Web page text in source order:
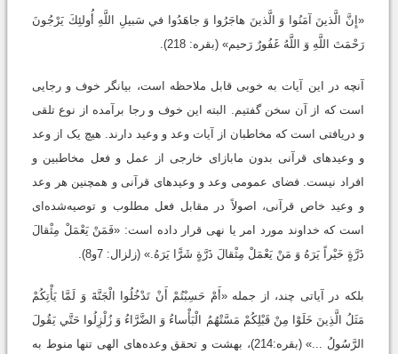
«إِنَّ الَّذينَ آمَنُوا وَ الَّذينَ هاجَرُوا وَ جاهَدُوا في‏ سَبيلِ اللَّهِ أُولئِكَ يَرْجُونَ
رَحْمَتَ اللَّهِ وَ اللَّهُ غَفُورٌ رَحيم» (بقره: 218).
آنچه در اين آیات به خوبی قابل ملاحظه است، بیانگر خوف و رجایی
است که از آن سخن گفتیم. البته این خوف و رجا برآمده از نوع تلقی
و دریافتی است که مخاطبان از آیات وعد و وعید دارند. هیچ‌ یک از وعد
و وعید‌های قرآنی بدون مابازای خارجی از عمل و فعل مخاطبین و
افراد نیست. فضای عمومی وعد و وعیدهای قرآنی و همچنین هر وعد
و وعید خاص قرآنی، اصولاً در مقابل فعل مطلوب و توصیه‌شده‌ای
است که خداوند مورد امر یا نهی قرار داده است: «فَمَنْ يَعْمَلْ مِثْقالَ
ذَرَّةٍ خَيْراً يَرَهُ وَ مَنْ يَعْمَلْ مِثْقالَ ذَرَّةٍ شَرًّا يَرَهُ.» (زلزال: 7و8).
بلکه در آیاتی چند، از جمله «أَمْ حَسِبْتُمْ أَنْ تَدْخُلُوا الْجَنَّةَ وَ لَمَّا يَأْتِكُمْ
مَثَلُ الَّذِينَ خَلَوْا مِنْ قَبْلِكُمْ مَسَّتْهُمُ الْبَأْساءُ وَ الضَّرَّاءُ وَ زُلْزِلُوا حَتَّي يَقُولَ
الرَّسُولُ ...» (بقره:214)، بهشت و تحقق وعده‌های الهی تنها منوط به